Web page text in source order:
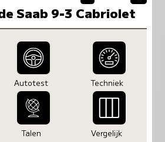
Saab 9-3 Cabriolet
Autotest Techniek
Talen Vergelijk